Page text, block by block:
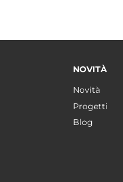
NOVITÀ
Novità
Progetti
Blog